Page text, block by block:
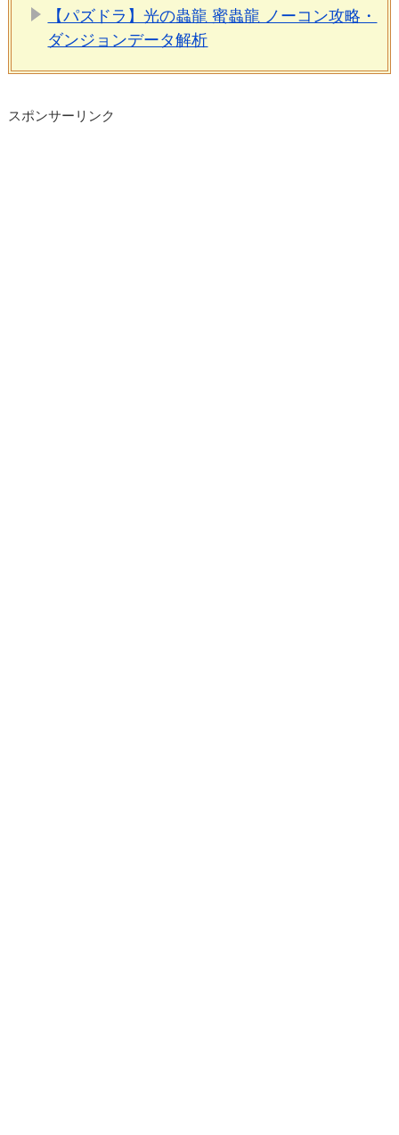
【パズドラ】光の蟲龍 蜜蟲龍 ノーコン攻略・
ダンジョンデータ解析
スポンサーリンク